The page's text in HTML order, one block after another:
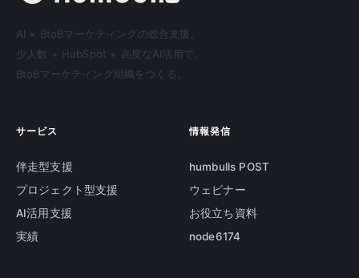
AI × BtoBマーケティングの総合支援。
少人数 + HubSpot + 高度なAI活用で、
BtoBマーケティング組織をつくる。
サービス
伴走型支援
プロジェクト型支援
AI活用支援
実績
情報発信
humbulls POST
ウェビナー
お役立ち資料
node6174